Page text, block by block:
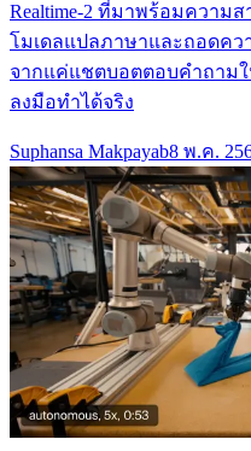
Realtime-2 ที่มาพร้อมความ
โมเดลแปลภาษาและถอดคว
จากแค่แชตบอตตอบคำถาม
ลงมือทำได้จริง
Suphansa Makpayab8 พ.ค.